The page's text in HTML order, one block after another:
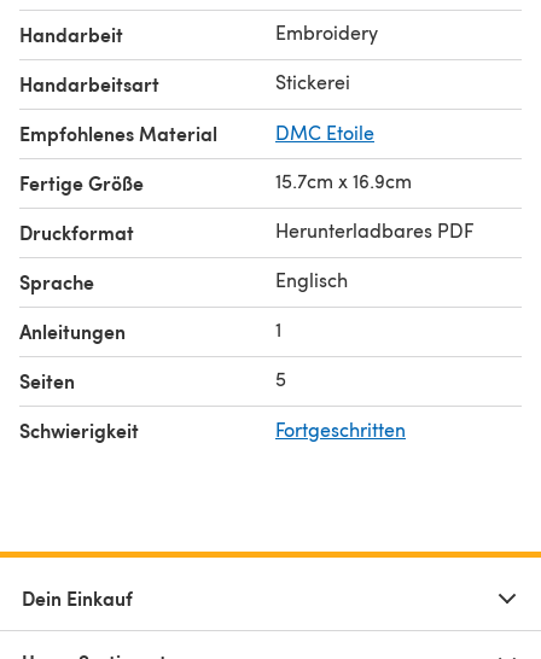
Handarbeit Embroidery
Handarbeitsart Stickerei
Empfohlenes Material DMC Etoile
Fertige Größe 15.7cm x 16.9cm
Druckformat Herunterladbares PDF
Sprache Englisch
Anleitungen 1
Seiten 5
Schwierigkeit Fortgeschritten
Dein Einkauf